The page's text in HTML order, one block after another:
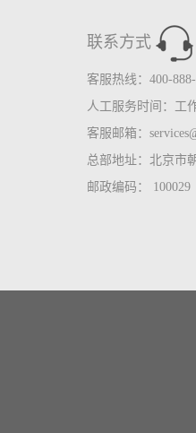
联系方式
客服热线：400-
人工服务时间：工
客服邮箱：
总部地址：北京市
邮政编码： 100029